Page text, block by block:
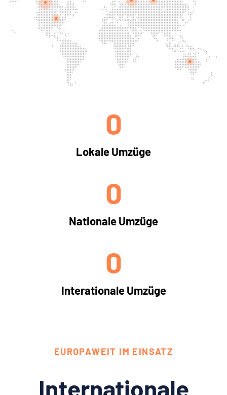
Lokale Umzüge
0
Nationale Umzüge
0
Interationale Umzüge
0
EUROPAWEIT IM EINSATZ
Internationale